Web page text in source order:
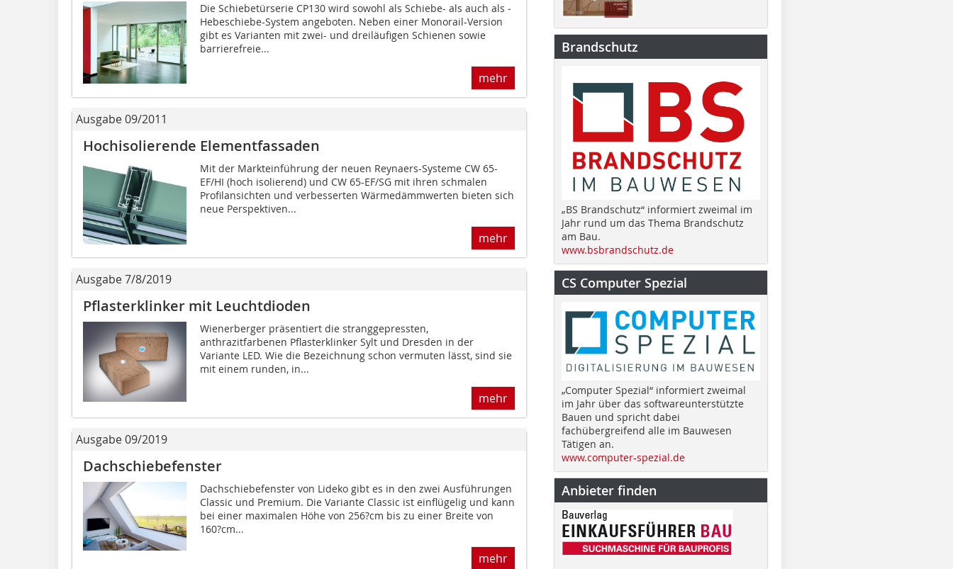
Die Schiebetürserie CP130 wird sowohl als Schiebe- als auch als ­
Hebeschiebe-System angeboten. Neben einer Monorail-Version
gibt es Varianten mit zwei- und dreiläufigen Schienen sowie
barrierefreie...
mehr
Ausgabe 09/2011
Hochisolierende Elementfassaden
Mit der Markteinführung der neuen Reynaers-Systeme CW 65-
EF/HI (hoch isolierend) und CW 65-EF/SG mit ihren schmalen
Profilansichten und verbesserten Wärmedämmwerten bieten sich
neue ­Perspektiven...
mehr
Ausgabe 7/8/2019
Pflasterklinker mit Leuchtdioden
Wienerberger präsentiert die stranggepressten,
anthrazitfarbenen Pflasterklinker Sylt und Dresden in der
Variante LED. Wie die Bezeichnung schon vermuten lässt, sind sie
mit einem runden, in...
mehr
Ausgabe 09/2019
Dachschiebefenster
Dachschiebefenster von Lideko gibt es in den zwei Ausführungen
Classic und Premium. Die Variante Classic ist einflügelig und kann
bei einer maximalen Höhe von 256?cm bis zu einer Breite von
160?cm...
mehr
Brandschutz
„BS Brandschutz“ informiert zweimal im
Jahr rund um das Thema Brandschutz
am Bau.
www.bsbrandschutz.de
CS Computer Spezial
„Computer Spezial“ informiert zweimal
im Jahr über das softwareunterstützte
Bauen und spricht dabei
fachübergreifend alle im Bauwesen
Tätigen an.
www.computer-spezial.de
Anbieter finden